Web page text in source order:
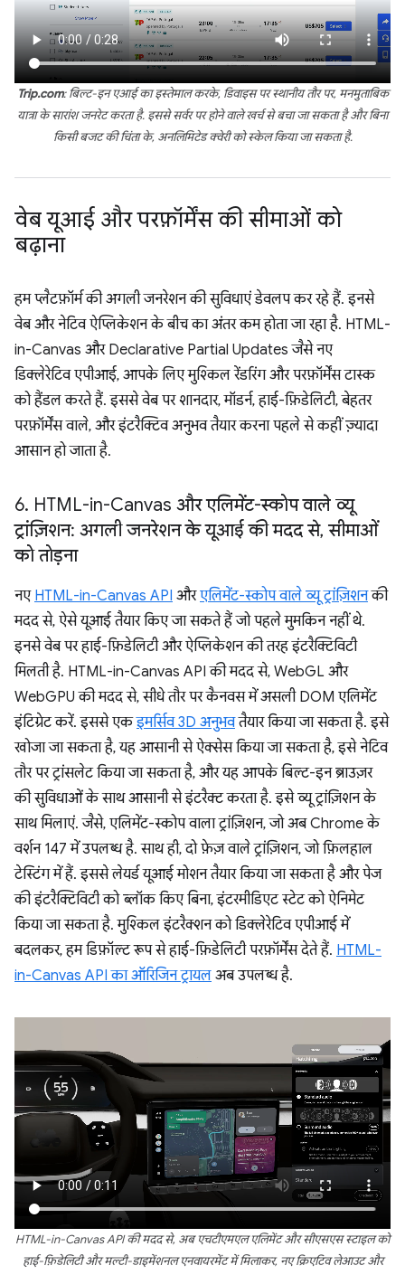
Trip.com: बिल्ट-इन एआई का इस्तेमाल करके, डिवाइस पर स्थानीय तौर पर, मनमुताबिक
यात्रा के सारांश जनरेट करता है. इससे सर्वर पर होने वाले खर्च से बचा जा सकता है और बिना
किसी बजट की चिंता के, अनलिमिटेड क्वेरी को स्केल किया जा सकता है.
वेब यूआई और परफ़ॉर्मेंस की सीमाओं को
बढ़ाना
हम प्लैटफ़ॉर्म की अगली जनरेशन की सुविधाएं डेवलप कर रहे हैं. इनसे
वेब और नेटिव ऐप्लिकेशन के बीच का अंतर कम होता जा रहा है. HTML-
in-Canvas और Declarative Partial Updates जैसे नए
डिक्लेरेटिव एपीआई, आपके लिए मुश्किल रेंडरिंग और परफ़ॉर्मेंस टास्क
को हैंडल करते हैं. इससे वेब पर शानदार, मॉडर्न, हाई-फ़िडेलिटी, बेहतर
परफ़ॉर्मेंस वाले, और इंटरैक्टिव अनुभव तैयार करना पहले से कहीं ज़्यादा
आसान हो जाता है.
6. HTML-in-Canvas और एलिमेंट-स्कोप वाले व्यू
ट्रांज़िशन: अगली जनरेशन के यूआई की मदद से, सीमाओं
को तोड़ना
नए HTML-in-Canvas API औरएलिमेंट-स्कोप वाले व्यू ट्रांज़िशनकी
मदद से, ऐसे यूआई तैयार किए जा सकते हैं जो पहले मुमकिन नहीं थे.
इनसे वेब पर हाई-फ़िडेलिटी और ऐप्लिकेशन की तरह इंटरैक्टिविटी
मिलती है. HTML-in-Canvas API की मदद से, WebGL और
WebGPU की मदद से, सीधे तौर पर कैनवस में असली DOM एलिमेंट
इंटिग्रेट करें. इससे एकइमर्सिव 3D अनुभवतैयार किया जा सकता है. इसे
खोजा जा सकता है, यह आसानी से ऐक्सेस किया जा सकता है, इसे नेटिव
तौर पर ट्रांसलेट किया जा सकता है, और यह आपके बिल्ट-इन ब्राउज़र
की सुविधाओं के साथ आसानी से इंटरैक्ट करता है. इसे व्यू ट्रांज़िशन के
साथ मिलाएं. जैसे, एलिमेंट-स्कोप वाला ट्रांज़िशन, जो अब Chrome के
वर्शन 147 में उपलब्ध है. साथ ही, दो फ़ेज़ वाले ट्रांज़िशन, जो फ़िलहाल
टेस्टिंग में हैं. इससे लेयर्ड यूआई मोशन तैयार किया जा सकता है और पेज
की इंटरैक्टिविटी को ब्लॉक किए बिना, इंटरमीडिएट स्टेट को ऐनिमेट
किया जा सकता है. मुश्किल इंटरैक्शन को डिक्लेरेटिव एपीआई में
बदलकर, हम डिफ़ॉल्ट रूप से हाई-फ़िडेलिटी परफ़ॉर्मेंस देते हैं. HTML-
in-Canvas API का ऑरिजिन ट्रायल अब उपलब्ध है.
HTML-in-Canvas API की मदद से, अब एचटीएमएल एलिमेंट और सीएसएस स्टाइल को
हाई-फ़िडेलिटी और मल्टी-डाइमेंशनल एनवायरमेंट में मिलाकर, नए क्रिएटिव लेआउट और